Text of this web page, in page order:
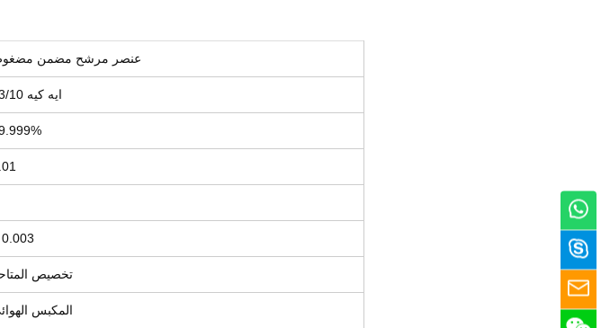
عنصر مرشح مضمن
ايه كيه 03/10
تخصيص
المكبس